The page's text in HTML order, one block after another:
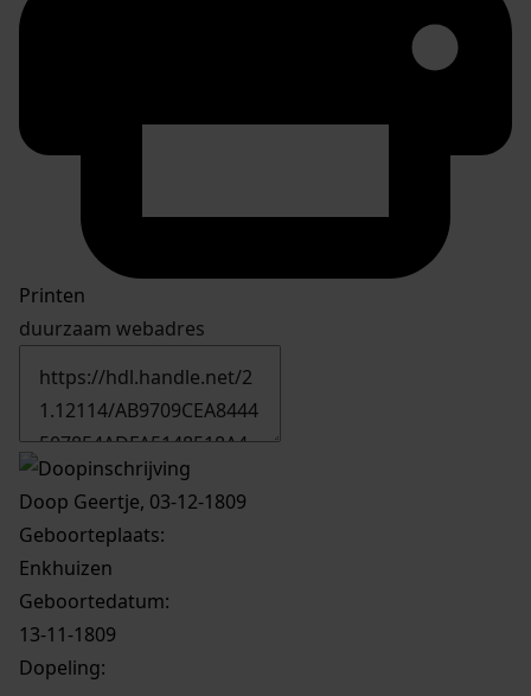
Printen
duurzaam webadres
Doop Geertje, 03-12-1809
Geboorteplaats:
Enkhuizen
Geboortedatum:
13-11-1809
Dopeling: